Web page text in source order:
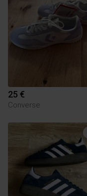
25 €
Converse